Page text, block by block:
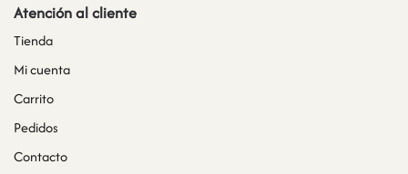
Atención al cliente
Tienda
Mi cuenta
Carrito
Pedidos
Contacto